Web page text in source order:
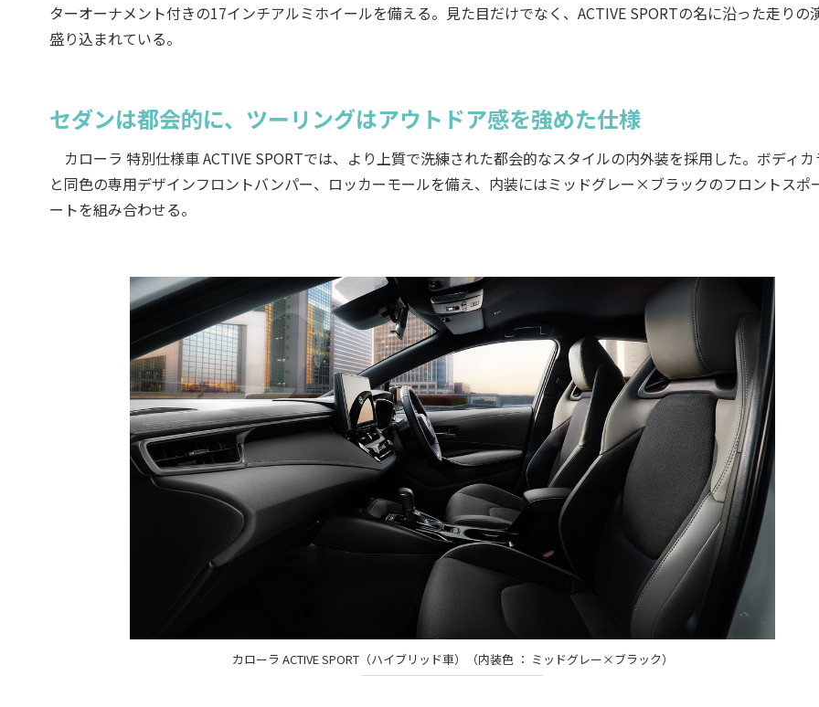
ターオーナメント付きの17インチアルミホイールを備える。見た目だけでなく、ACTIVE SPORTの名に沿った走りの
盛り込まれている。
セダンは都会的に、ツーリングはアウトドア感を強めた仕様
カローラ 特別仕様車 ACTIVE SPORTでは、より上質で洗練された都会的なスタイルの内外装を採用した。ボディカ
と同色の専用デザインフロントバンパー、ロッカーモールを備え、内装にはミッドグレー×ブラックのフロントスポ
ートを組み合わせる。
カローラ ACTIVE SPORT（ハイブリッド車）（内装色 ： ミッドグレー×ブラック）